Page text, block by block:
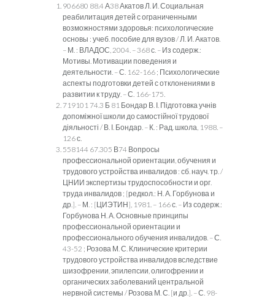
906680 88.4 А38 Акатов Л. И. Социальная
реабилитация детей с ограниченными
возможностями здоровья: психологические
основы : учеб. пособие для вузов / Л. И. Акатов.
– М. : ВЛАДОС, 2004. – 368 с. – Из содерж.:
Мотивы. Мотивации поведения и
деятельности. – С. 162-166 ; Психологические
аспекты подготовки детей с отклонениями в
развитии к труду. – С. 166-175.
719101 74.3 Б 81 Бондар В. І. Підготовка учнів
допоміжної школи до самостійної трудової
діяльності / В. І. Бондар. – К. : Рад. школа, 1988. –
126 с.
558144 67.305 В74 Вопросы
профессиональной ориентации, обучения и
трудового устройства инвалидов : сб. науч. тр. /
ЦНИИ экспертизы трудоспособности и орг.
труда инвалидов ; [редкол.: Н. А. Горбунова и
др.]. – М. : [ЦИЭТИН], 1981. – 166 с. – Из содерж.:
Горбунова Н. А. Основные принципы
профессиональной ориентации и
профессионального обучения инвалидов. – С.
43-52 ; Розова М. С. Клинические критерии
трудового устройства инвалидов вследствие
шизофрении, эпилепсии, олигофрении и
органических заболеваний центральной
нервной системы / Розова М. С. [и др.]. – С. 98-